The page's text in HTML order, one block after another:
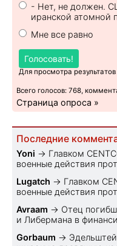
- Нет, не должен.
иранской атомной
Мне все равно
Голосовать!
Для просмотра
Всего голосов: 768,
Страница опроса »
Последние
Yoni → Главком
военные действия
Lugatch → Главком
военные действия
Avraam → Отец
и Либермана в
Gorbaum →